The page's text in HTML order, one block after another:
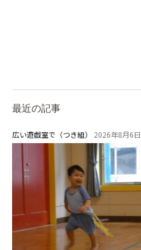
最近の記事
広い遊戯室で（つき組） 2026年8月6日